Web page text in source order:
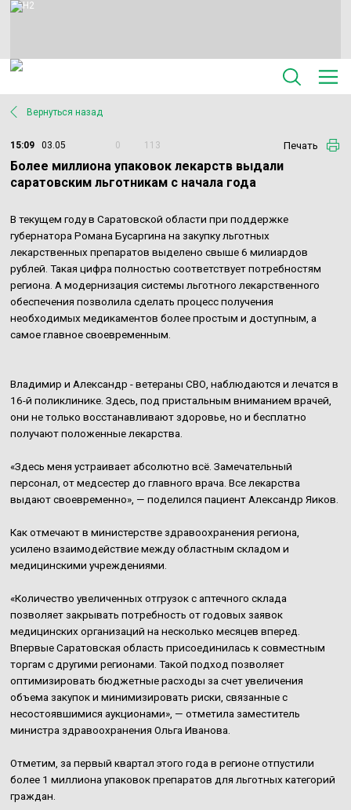
Вернуться назад
15:09 03.05 0 113 Печать
Более миллиона упаковок лекарств выдали
саратовским льготникам с начала года
В текущем году в Саратовской области при поддержке
губернатора Романа Бусаргина на закупку льготных
лекарственных препаратов выделено свыше 6 милиардов
рублей. Такая цифра полностью соответствует потребностям
региона. А модернизация системы льготного лекарственного
обеспечения позволила сделать процесс получения
необходимых медикаментов более простым и доступным, а
самое главное своевременным.
Владимир и Александр - ветераны СВО, наблюдаются и лечатся в
16-й поликлинике. Здесь, под пристальным вниманием врачей,
они не только восстанавливают здоровье, но и бесплатно
получают положенные лекарства.
«Здесь меня устраивает абсолютно всё. Замечательный
персонал, от медсестер до главного врача. Все лекарства
выдают своевременно», — поделился пациент Александр Яиков.
Как отмечают в министерстве здравоохранения региона,
усилено взаимодействие между областным складом и
медицинскими учреждениями.
«Количество увеличенных отгрузок с аптечного склада
позволяет закрывать потребность от годовых заявок
медицинских организаций на несколько месяцев вперед.
Впервые Саратовская область присоединилась к совместным
торгам с другими регионами. Такой подход позволяет
оптимизировать бюджетные расходы за счет увеличения
объема закупок и минимизировать риски, связанные с
несостоявшимися аукционами», — отметила заместитель
министра здравоохранения Ольга Иванова.
Отметим, за первый квартал этого года в регионе отпустили
более 1 миллиона упаковок препаратов для льготных категорий
граждан.